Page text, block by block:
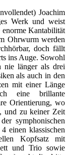
Joachim
Werk und weist
Kantabilität
Ohrwurm werden
doch fällt
ins Auge. Sowohl
nie länger als drei
als auch in den
mit einer Länge
eine brillante
Orientierung, wo
und zu keiner Zeit
symphonischen
einen klassischen
Kopfsatz mit
und Trio sowie